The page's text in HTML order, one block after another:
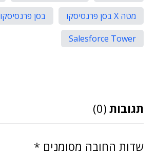
מטה X בסן פרנסיסקו
בסן פרנסיסקו
Salesforce Tower
תגובות (0)
שדות החובה מסומנים *